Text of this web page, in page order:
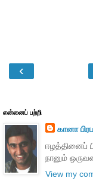
‹
என்னைப் பற்றி
கானா
ஈழத்தினைப்
நானும்
View my